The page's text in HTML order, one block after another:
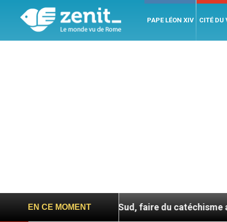
PAPE LÉON XIV CITÉ DU
EN CE MOMENT
Corée du Sud, faire du catéchisme autrement